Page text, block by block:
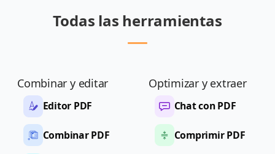
Todas las herramientas
Combinar y editar
Editor PDF
Combinar PDF
Optimizar y extraer
Chat con PDF
Comprimir PDF